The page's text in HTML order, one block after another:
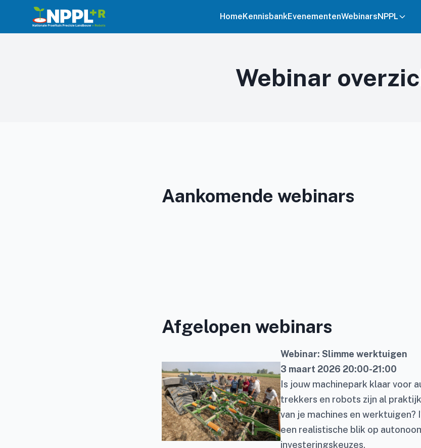
HomeKennisbankEvenementenWebinarsNPPL
Webinar
Aankomende webinars
Afgelopen webinars
Webinar: Slimme werktuigen
3 maart 2026 20:00-21:00
Is jouw machinepark klaar voor
trekkers en robots zijn al
van je machines en werktuigen?
een realistische blik op
investeringskeuzes.